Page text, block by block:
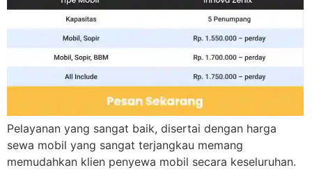
Pelayanan yang sangat baik, disertai dengan harga
sewa mobil yang sangat terjangkau memang
memudahkan klien penyewa mobil secara keseluruhan.